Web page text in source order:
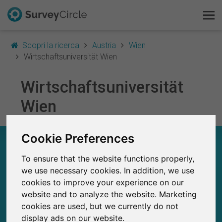
Cookie Preferences
To ensure that the website functions properly,
we use necessary cookies. In addition, we use
cookies to improve your experience on our
website and to analyze the website. Marketing
cookies are used, but we currently do not
display ads on our website.
Scopri la ricerca Austria
Wien
Wirtschaftsuniversität Wien
Wirtschaftsuniversität
Wien
WIRTSCHAFTSUNIVERSITÄT WIEN – A COLPO
263
Studi pubblicati in precedenza su
SurveyCircle
3
Studi attualmente pubblicati su SurveyCircle
Questo è SurveyCircle
Scopri la ricerca
FAQ
Registrati gratis
Accedi